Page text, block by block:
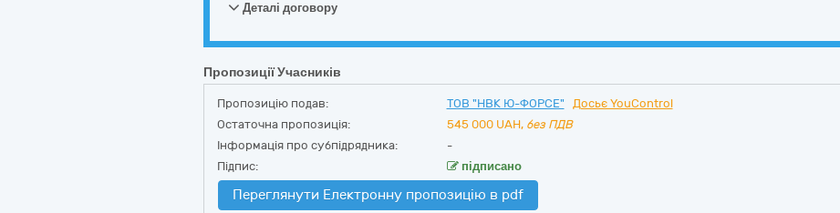
Деталі договору
Пропозиції Учасників
Пропозицію подав: ТОВ "НВК Ю-ФОРСЕ"
Досьє YouControl
Остаточна пропозиція:
545 000 UAH, без ПДВ
Інформація про субпідрядника:
-
Підпис:
підписано
Переглянути Електронну пропозицію в pdf